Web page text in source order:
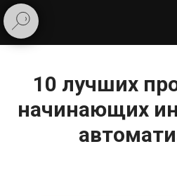
10 лучших
начинающих